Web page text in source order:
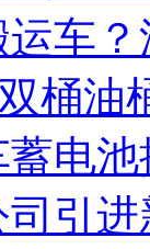
运车
双桶
蓄电
司引